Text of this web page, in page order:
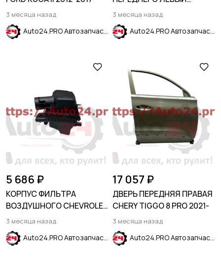
3 месяца назад
Auto24.PRO Автозапчасти
HYUNDAI CRETA 2016-2021
3 месяца назад
Auto24.PRO Автозапчасти
5 686 ₽
КОРПУС ФИЛЬТРА
ВОЗДУШНОГО CHEVROLET
EQUINOX 2017-2023
3 месяца назад
Auto24.PRO Автозапчасти
17 057 ₽
ДВЕРЬ ПЕРЕДНЯЯ ПРАВАЯ
CHERY TIGGO 8 PRO 2021-
3 месяца назад
Auto24.PRO Автозапчасти